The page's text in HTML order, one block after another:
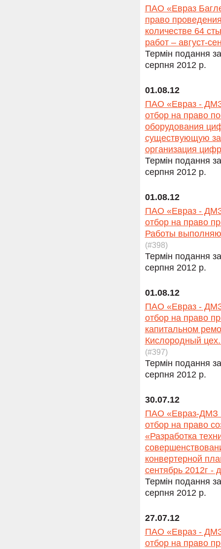
ПАО «Евраз
право
количестве 64
работ – август-
Термін подання
серпня 2012 р.
01.08.12
ПАО «Евраз - ДМЗ
отбор на право
оборудования
существующую
организация
Термін подання
серпня 2012 р.
01.08.12
ПАО «Евраз - ДМЗ
отбор на право
Работы
(#398)
Термін подання
серпня 2012 р.
01.08.12
ПАО «Евраз - ДМЗ
отбор на право
капитальном
Кислородный
(#397)
Термін подання
серпня 2012 р.
30.07.12
ПАО «Евраз-ДМЗ
отбор на право
«Разработка
конвертерной
сентябрь 2012г -
Термін подання
серпня 2012 р.
27.07.12
ПАО «Евраз - ДМЗ
отбор на право